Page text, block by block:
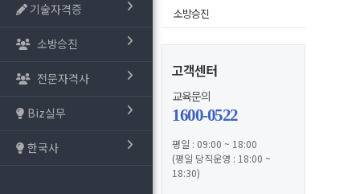
기술자격증
소방승진
전문자격사
Biz실무
한국사
소방승진
고객센터
교육문의
1600-0522
평일 : 09:00 ~ 18:00
(평일 당직운영 : 18:00 ~
18:30)